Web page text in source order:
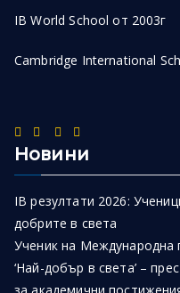
IB World School от 2003г
Cambridge International
Новини
IB резултати 2026:
добрите в света
Ученик на Международна
‘Най-добър в света’ –